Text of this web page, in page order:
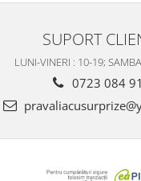
SUPORT
LUNI-VINERI : 10-19;
0723 084